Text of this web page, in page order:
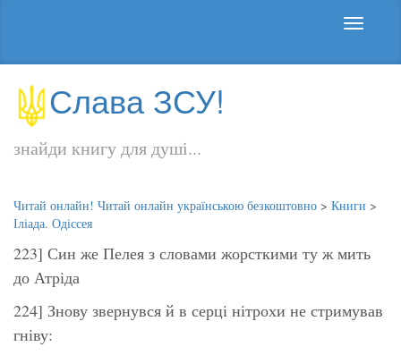
Слава ЗСУ!
знайди книгу для душі...
Читай онлайн! Читай онлайн українською безкоштовно > Книги >
Іліада. Одіссея
223] Син же Пелея з словами жорсткими ту ж мить
до Атріда
224] Знову звернувся й в серці нітрохи не стримував
гніву: